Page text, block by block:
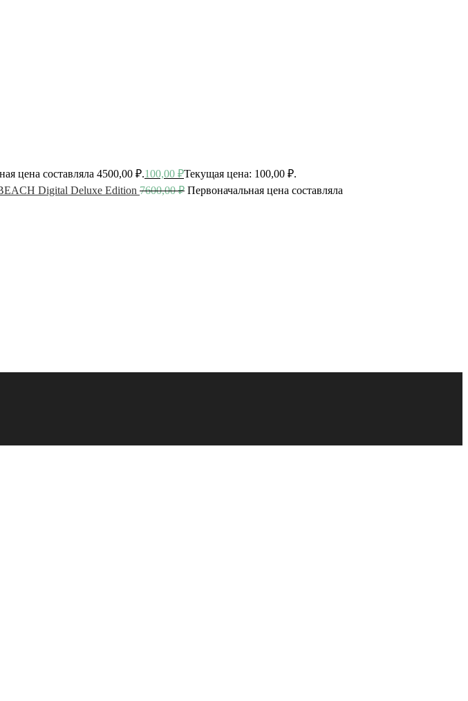
цена составляла 4500,00 ₽.100,00 ₽Текущая цена: 100,00 ₽.
Digital Deluxe Edition 7600,00₽ Первоначальная цена составляла